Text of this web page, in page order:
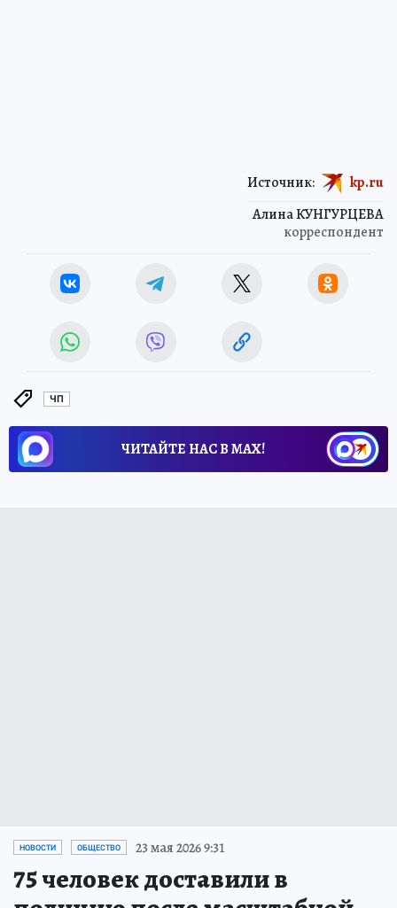
Алина КУНГУРЦЕВА
корреспондент
Источник: kp.ru
ЧП
ЧИТАЙТЕ НАС В МАХ!
НОВОСТИ ОБЩЕСТВО 23 мая 2026 9:31
75 человек доставили в